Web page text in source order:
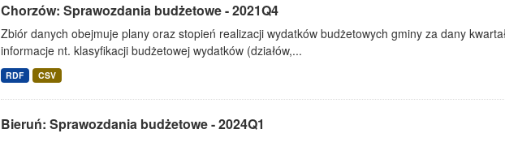
Chorzów: Sprawozdania budżetowe - 2021Q4
Zbiór danych obejmuje plany oraz stopień realizacji wydatków budżetowych gminy za dany
informacje nt. klasyfikacji budżetowej wydatków (działów,...
RDF CSV
Bieruń: Sprawozdania budżetowe - 2024Q1